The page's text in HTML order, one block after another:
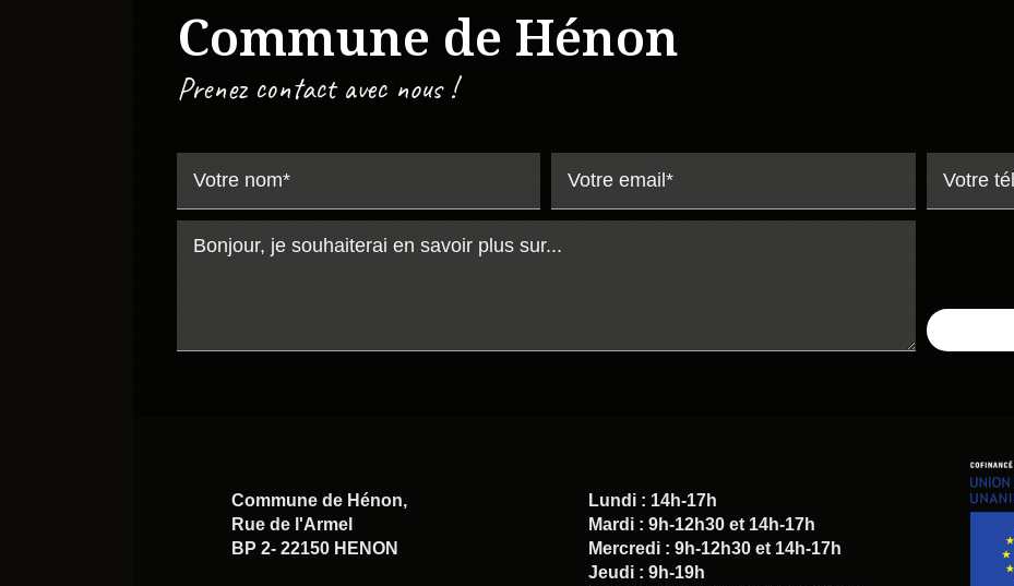
Commune de Hénon
Prenez contact avec nous !
Commune de Hénon,
Rue de l'Armel
BP 2- 22150 HENON
Lundi : 14h-17h
Mardi : 9h-12h30 et 14h-17h
Mercredi : 9h-12h30 et 14h-17h
Jeudi : 9h-19h